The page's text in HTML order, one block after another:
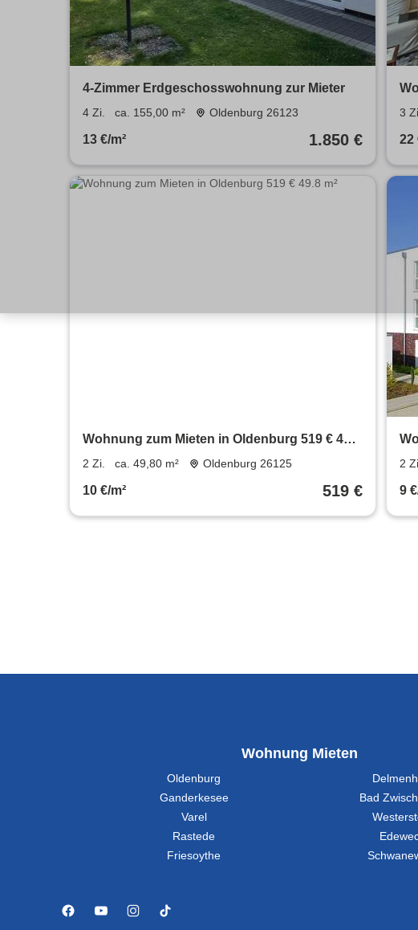
4-Zimmer Erdgeschosswohnung zur Mieter
4 Zi. ca. 155,00 m² Oldenburg 26123
13 €/m² 1.850 €
3 Zi.
22
Wohnung zum Mieten in Oldenburg 519 € 49.8
m²
2 Zi. ca. 49,80 m² Oldenburg 26125
10 €/m² 519 €
2 Zi.
9
Wohnung Mieten
Oldenburg
Ganderkesee
Bad
Varel
Rastede
Friesoythe